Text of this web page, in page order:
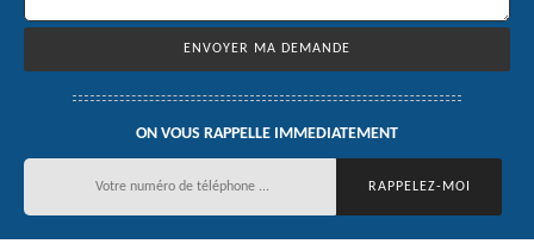
ON VOUS RAPPELLE IMMEDIATEMENT